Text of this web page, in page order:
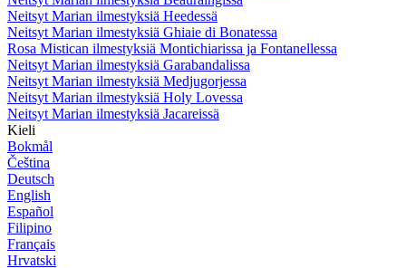
Neitsyt Marian ilmestyksiä Heedessä
Neitsyt Marian ilmestyksiä Ghiaie di Bonatessa
Rosa Mistican ilmestyksiä Montichiarissa ja Fontanellessa
Neitsyt Marian ilmestyksiä Garabandalissa
Neitsyt Marian ilmestyksiä Medjugorjessa
Neitsyt Marian ilmestyksiä Holy Lovessa
Neitsyt Marian ilmestyksiä Jacareissä
Kieli
Bokmål
Čeština
Deutsch
English
Español
Filipino
Français
Hrvatski